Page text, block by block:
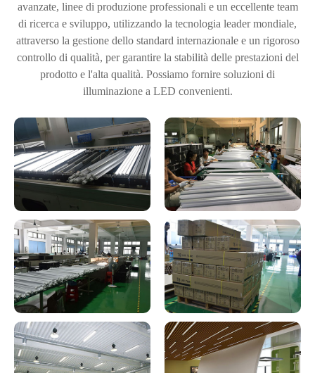
avanzate, linee di produzione professionali e un eccellente team
di ricerca e sviluppo, utilizzando la tecnologia leader mondiale,
attraverso la gestione dello standard internazionale e un rigoroso
controllo di qualità, per garantire la stabilità delle prestazioni del
prodotto e l'alta qualità. Possiamo fornire soluzioni di
illuminazione a LED convenienti.